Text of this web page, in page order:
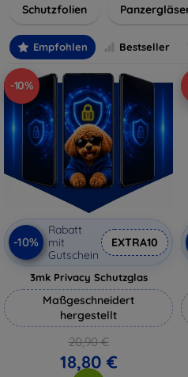
wertvolles Gerät mit unseren
digitales Erlebnis.
Schutzfolien
Empfohlen Bestseller
-10%
-10%
Rabatt
mit
Gutschein
EXTRA10
3mk Privacy Schutzglas
Maßgeschneidert
hergestellt
20,90 €
18,80 €